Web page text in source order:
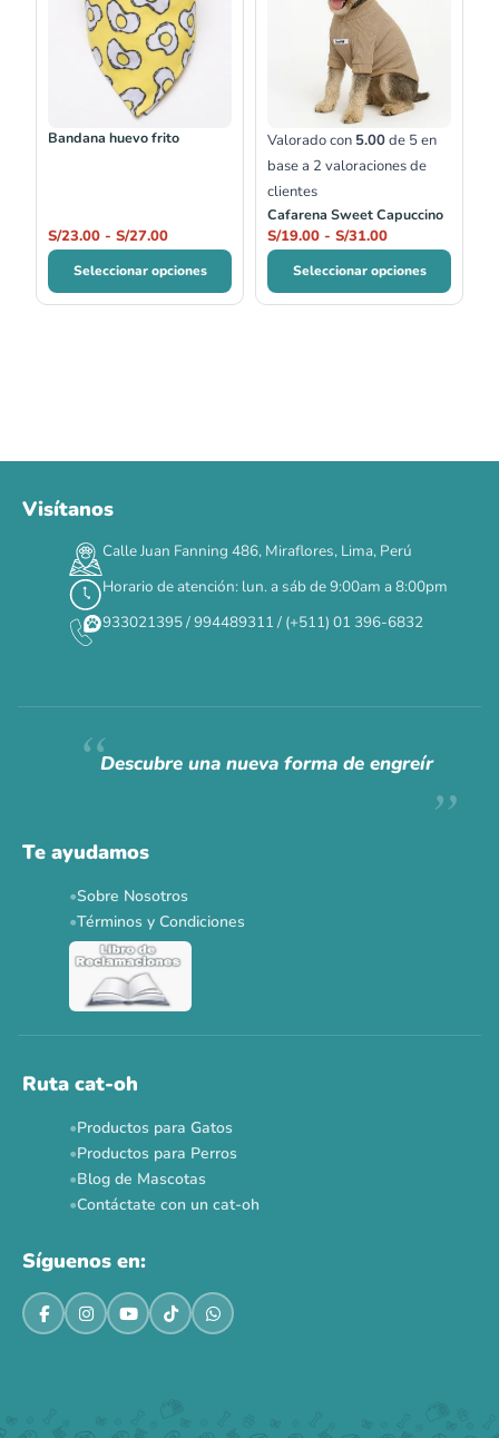
Bandana huevo frito
S/23.00 - S/27.00
desde
S/23.00
hasta
S/27.00
Seleccionar opciones
Valorado con 5.00de 5 en
base a 2 valoraciones de
clientes
Cafarena Sweet Capuccino
S/19.00 - S/31.00
desde
S/19.00
hasta
S/31.00
Seleccionar opciones
Visítanos
Calle Juan Fanning 486, Miraflores, Lima, Perú
Horario de atención: lun. a sáb de 9:00am a 8:00pm
933021395 / 994489311 / (+511) 01 396-6832
Descubre una nueva forma de engreír
Te ayudamos
Sobre Nosotros
Términos y Condiciones
Ruta cat-oh
Productos para Gatos
Productos para Perros
Blog de Mascotas
Contáctate con un cat-oh
Síguenos en: